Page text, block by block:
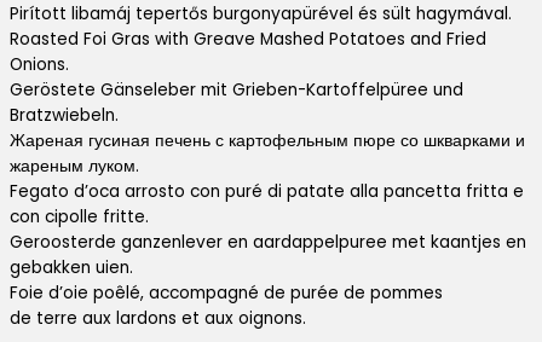
Pirított libamáj tepertős burgonyapürével és sült hagymával.
Roasted Foi Gras with Greave Mashed Potatoes and Fried
Onions.
Geröstete Gänseleber mit Grieben-Kartoffelpüree und
Bratzwiebeln.
Жареная гусиная печень с картофельным пюре со шкварками и
жареным луком.
Fegato d’oca arrosto con puré di patate alla pancetta fritta e
con cipolle fritte.
Geroosterde ganzenlever en aardappelpuree met kaantjes en
gebakken uien.
Foie d’oie poêlé, accompagné de purée de pommes
de terre aux lardons et aux oignons.